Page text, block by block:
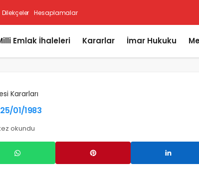
Dilekçeler Hesaplamalar
Emlak İhaleleri Kararlar İmar Hukuku
Kararları
01/1983
okundu